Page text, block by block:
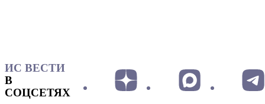
ИС ВЕСТИ
В
СОЦСЕТЯХ